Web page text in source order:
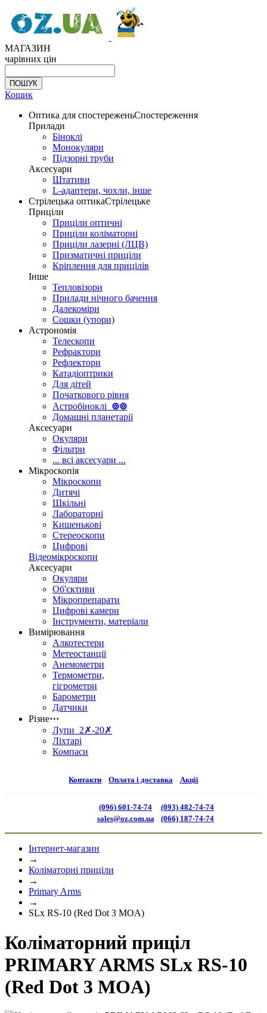
МАГАЗИН
чарівних цін
Кошик
Оптика для спостереженьСпостереження
Прилади
Біноклі
Монокуляри
Підзорні труби
Аксесуари
Штативи
L-адаптери, чохли, інше
Стрілецька оптикаСтрілецьке
Приціли
Приціли оптичні
Приціли коліматорні
Приціли лазерні (ЛЦВ)
Призматичні приціли
Кріплення для прицілів
Інше
Тепловізори
Прилади нічного бачення
Далекоміри
Сошки (упори)
Астрономія
Телескопи
Рефрактори
Рефлектори
Катадіоптрики
Для дітей
Початкового рівня
Астробіноклі ⊚⊚
Домашні планетарії
Аксесуари
Окуляри
Фільтри
... всі аксесуари ...
Мікроскопія
Мікроскопи
Дитячі
Шкільні
Лабораторні
Кишенькові
Стереоскопи
Цифрові
Відеомікроскопи
Аксесуари
Окуляри
Об'єктиви
Мікропрепарати
Цифрові камери
Інструменти, матеріали
Вимірювання
Алкотестери
Метеостанції
Анемометри
Термометри,
гігрометри
Барометри
Датчики
Різне⋯
Лупи 2✗-20✗
Ліхтарі
Компаси
Контакти Оплата і доставка Акції
(096) 601-74-74
sales@oz.com.ua
(093) 482-74-74
(066) 187-74-74
Інтернет-магазин
→
Коліматорні приціли
→
Primary Arms
→
SLx RS-10 (Red Dot 3 MOA)
Коліматорний приціл
PRIMARY ARMS SLx RS-10
(Red Dot 3 MOA)